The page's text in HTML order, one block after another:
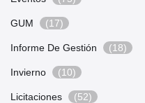
GUM (17)
Informe De Gestión (18)
Invierno (10)
Licitaciones (52)